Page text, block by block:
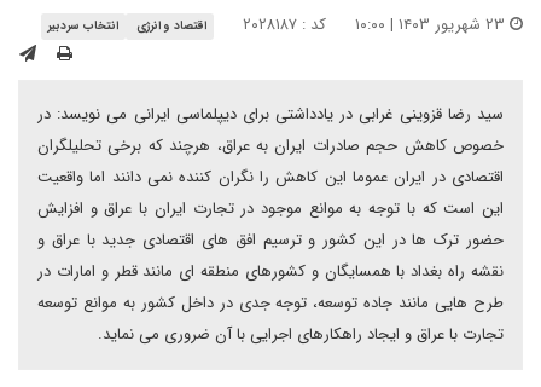
کد : ۲۰۲۸۱۸۷ اقتصاد و انرژی انتخاب سردبیر
سید رضا قزوینی غرابی در یادداشتی برای دیپلماسی ایرانی می نویسد: در
خصوص کاهش حجم صادرات ایران به عراق، هرچند که برخی تحلیلگران
اقتصادی در ایران عموما این کاهش را نگران کننده نمی دانند اما واقعیت
این است که با توجه به موانع موجود در تجارت ایران با عراق و افزایش
حضور ترک ها در این کشور و ترسیم افق های اقتصادی جدید با عراق و
نقشه راه بغداد با همسایگان و کشورهای منطقه ای مانند قطر و امارات در
طرح هایی مانند جاده توسعه، توجه جدی در داخل کشور به موانع توسعه
تجارت با عراق و ایجاد راهکارهای اجرایی با آن ضروری می نماید.